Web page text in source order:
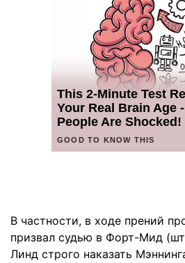
В частности, в ходе прений
призвал судью в Форт-Мид
Линд строго наказать